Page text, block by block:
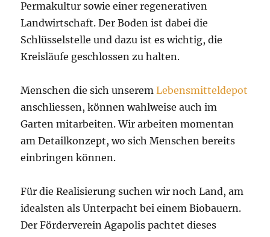
Permakultur sowie einer regenerativen
Landwirtschaft. Der Boden ist dabei die
Schlüsselstelle und dazu ist es wichtig, die
Kreisläufe geschlossen zu halten.
Menschen die sich unseremLebensmitteldepot
anschliessen, können wahlweise auch im
Garten mitarbeiten. Wir arbeiten momentan
am Detailkonzept, wo sich Menschen bereits
einbringen können.
Für die Realisierung suchen wir noch Land, am
idealsten als Unterpacht bei einem Biobauern.
Der Förderverein Agapolis pachtet dieses